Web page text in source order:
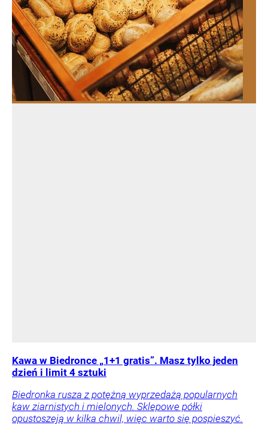
Kawa w Biedronce „1+1 gratis”. Masz tylko jeden
dzień i limit 4 sztuki
Biedronka rusza z potężną wyprzedażą popularnych
kaw ziarnistych i mielonych. Sklepowe półki
opustoszeją w kilka chwil, więc warto się pospieszyć.